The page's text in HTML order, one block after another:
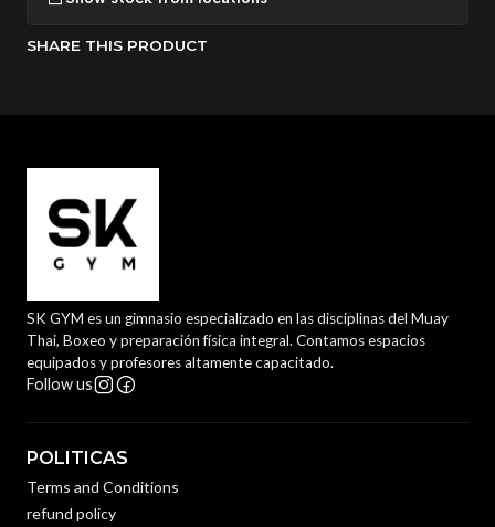
SHARE THIS PRODUCT
SK GYM es un gimnasio especializado en las disciplinas del Muay
Thai, Boxeo y preparación física integral. Contamos espacios
equipados y profesores altamente capacitado.
Follow us
POLITICAS
Terms and Conditions
refund policy